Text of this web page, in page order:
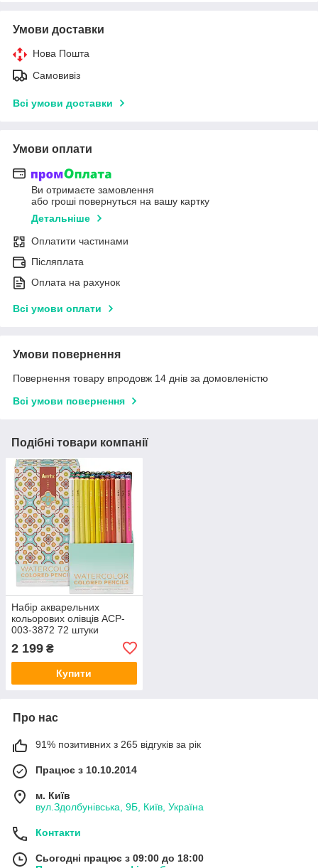
Умови доставки
Нова Пошта
Самовивіз
Всі умови доставки
Умови оплати
Ви отримаєте замовлення
або гроші повернуться на вашу картку
Детальніше
Оплатити частинами
Післяплата
Оплата на рахунок
Всі умови оплати
Умови повернення
Повернення товару впродовж 14 днів за домовленістю
Всі умови повернення
Подібні товари компанії
Набір акварельних
кольорових олівців ACP-
003-3872 72 штуки
2 199 ₴
Купити
Про нас
91% позитивних з 265 відгуків за рік
Працює з 10.10.2014
м. Київ
вул.Здолбунівська, 9Б, Київ, Україна
Контакти
Сьогодні працює з 09:00 до 18:00